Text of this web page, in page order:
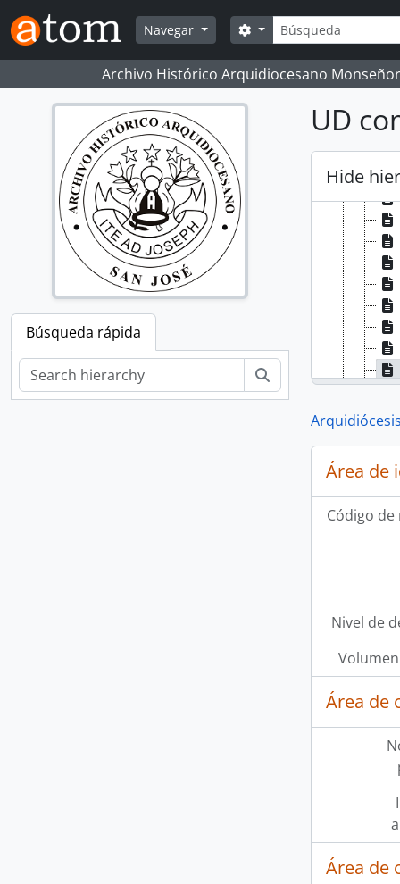
Skip to main content
Navegar
Búsqueda
Search options
Archivo Histórico Arquidiocesano
Búsqueda rápida
Búsqueda
UD
Hide
Área de
Código
Nivel de
Área de
Área de